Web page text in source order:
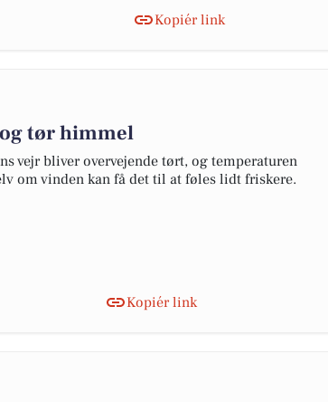
Kopiér link
tør himmel
vejr bliver overvejende tørt, og temperaturen
om vinden kan få det til at føles lidt friskere.
Kopiér link